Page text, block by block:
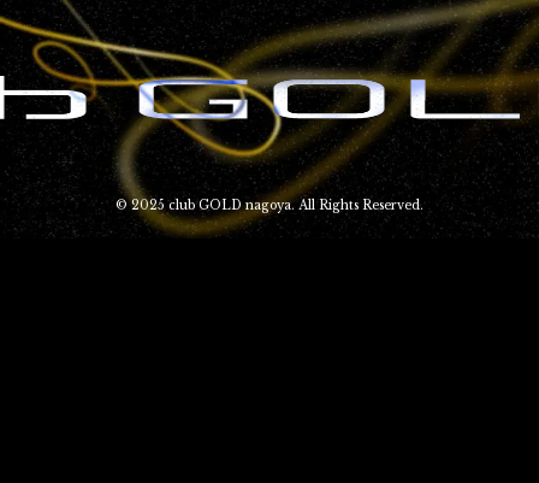
© 2025 club GOLD nagoya. All Rights Reserved.